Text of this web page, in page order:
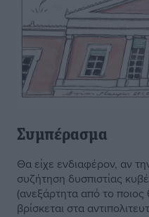
Συμπέρασμα
Θα είχε ενδιαφέρον, αν
συζήτηση δυσπιστίας
(ανεξάρτητα από το
βρίσκεται στα